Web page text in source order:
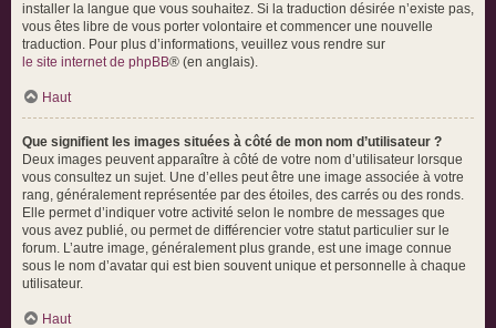
installer la langue que vous souhaitez. Si la traduction désirée n’existe pas,
vous êtes libre de vous porter volontaire et commencer une nouvelle
traduction. Pour plus d’informations, veuillez vous rendre sur
le site internet de phpBB® (en anglais).
Haut
Que signifient les images situées à côté de mon nom d’utilisateur ?
Deux images peuvent apparaître à côté de votre nom d’utilisateur lorsque
vous consultez un sujet. Une d’elles peut être une image associée à votre
rang, généralement représentée par des étoiles, des carrés ou des ronds.
Elle permet d’indiquer votre activité selon le nombre de messages que
vous avez publié, ou permet de différencier votre statut particulier sur le
forum. L’autre image, généralement plus grande, est une image connue
sous le nom d’avatar qui est bien souvent unique et personnelle à chaque
utilisateur.
Haut